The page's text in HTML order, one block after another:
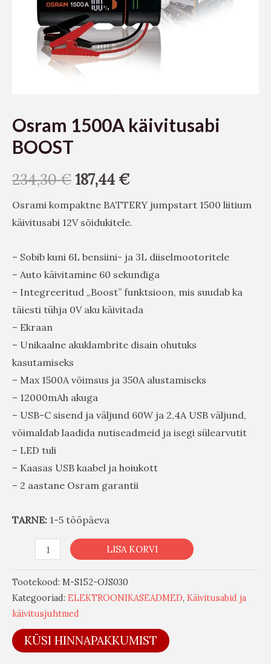
Osram 1500A käivitusabi
BOOST
234,30€187,44€
Osrami kompaktne BATTERY jumpstart 1500 liitium
käivitusabi 12V sõidukitele.
– Sobib kuni 6L bensiini- ja 3L diiselmootoritele
– Auto käivitamine 60 sekundiga
– Integreeritud „Boost” funktsioon, mis suudab ka
täiesti tühja 0V aku käivitada
– Ekraan
– Unikaalne akuklambrite disain ohutuks
kasutamiseks
– Max 1500A võimsus ja 350A alustamiseks
– 12000mAh akuga
– USB-C sisend ja väljund 60W ja 2,4A USB väljund,
võimaldab laadida nutiseadmeid ja isegi sülearvutit
– LED tuli
– Kaasas USB kaabel ja hoiukott
– 2 aastane Osram garantii
TARNE: 1-5 tööpäeva
LISA KORVI
Tootekood: M-S152-OJS030
Kategooriad: ELEKTROONIKASEADMED, Käivitusabid ja
käivitusjuhtmed
KÜSI HINNAPAKKUMIST